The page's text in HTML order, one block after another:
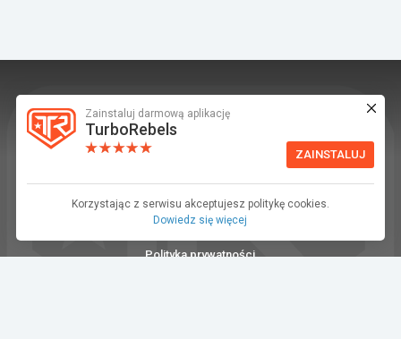
Zainstaluj darmową aplikację
TurboRebels
ZAINSTALUJ
Korzystając z serwisu akceptujesz politykę cookies.
Dowiedz się więcej
TurboRebels to platforma społecznościowa i
aplikacja mobilna dla fanów motoryzacji.
Regulamin
Polityka prywatności